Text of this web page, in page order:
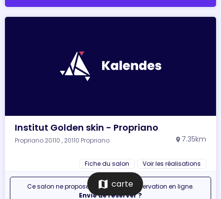
Institut Golden skin - Propriano
Propriano 20110 , 20110 Propriano location_on 7.35km
Fiche du salon Voir les réalisations
Ce salon ne propose pas encore la réservation en ligne.
Envie de réserver ?
map carte